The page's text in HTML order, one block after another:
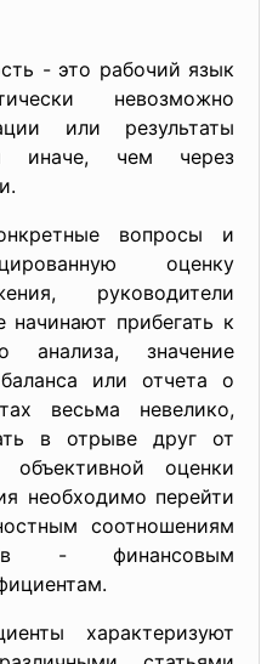
- это рабочий язык
невозможно
или результаты
иначе, чем через
вопросы и
оценку
руководители
прибегать к
анализа, значение
или отчета о
весьма невелико,
в отрыве друг от
оценки
необходимо перейти
соотношениям
- финансовым
характеризуют